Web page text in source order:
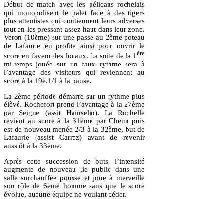
Début de match avec les pélicans rochelais
qui monopolisent le palet face à des tigers
plus attentistes qui contiennent leurs adverses
tout en les pressant assez haut dans leur zone.
Veron (10ème) sur une passe au 2ème poteau
de Lafaurie en profite ainsi pour ouvrir le
score en faveur des locaux. La suite de la 1ère
mi-temps jouée sur un faux rythme sera à
l’avantage des visiteurs qui reviennent au
score à la 19è.1/1 à la pause.
La 2ème période démarre sur un rythme plus
élèvé. Rochefort prend l’avantage à la 27ème
par Seigne (assit Hainselin). La Rochelle
revient au score à la 31ème par Chenu puis
est de nouveau menée 2/3 à la 32ème, but de
Lafaurie (assist Carrez) avant de revenir
aussiôt à la 33ème.
Après cette succession de buts, l’intensité
augmente de nouveau ,le public dans une
salle surchauffée pousse et joue à merveille
son rôle de 6ème homme sans que le score
évolue, aucune équipe ne voulant céder.